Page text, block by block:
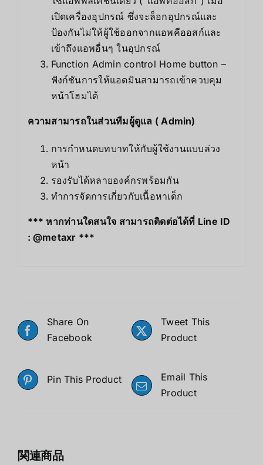
เปิดเครื่องอุปกรณ์ ซึ่งจะล็อกอุปกรณ์และ
ป้องกันไม่ให้ผู้ใช้ออกจากแอพคีออสก์และ
เข้าถึงแอพอื่นๆ ในอุปกรณ์
Function Admin control Home button –
ฟังก์ชันการให้แอดมินสามารถเข้าควบคุม
หน้าโฮมได้
ความสามารถในส่วนทีมผู้ดูแล ( Admin)
การกำหนดบทบาทให้กับผู้ใช้งานแบบล่วง
หน้า
รองรับได้หลายองค์กรพร้อมกัน
ทำการจัดการเกี่ยวกับเนื้อหาเด็ก
*** หากท่านใดสนใจ สามารถติดต่อได้ที่ Line ID
: @metaxr ***
Share On
Facebook
Tweet This
Product
Pin This Product
Email This
Product
関連商品